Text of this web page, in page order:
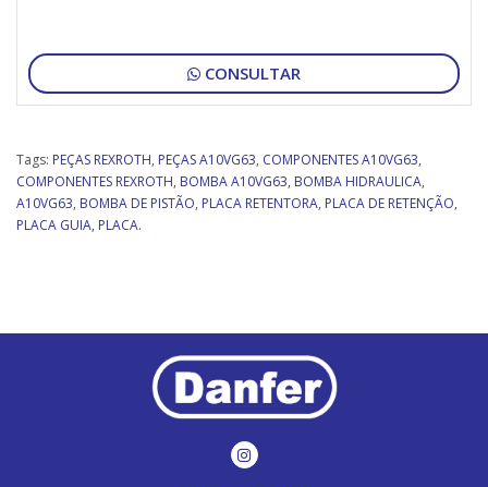
CONSULTAR
Tags: PEÇAS REXROTH, PEÇAS A10VG63, COMPONENTES A10VG63,
COMPONENTES REXROTH, BOMBA A10VG63, BOMBA HIDRAULICA,
A10VG63, BOMBA DE PISTÃO, PLACA RETENTORA, PLACA DE RETENÇÃO,
PLACA GUIA, PLACA.